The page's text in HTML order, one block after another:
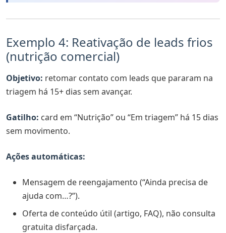
Exemplo 4: Reativação de leads frios
(nutrição comercial)
Objetivo: retomar contato com leads que pararam na
triagem há 15+ dias sem avançar.
Gatilho: card em “Nutrição” ou “Em triagem” há 15 dias
sem movimento.
Ações automáticas:
Mensagem de reengajamento (“Ainda precisa de
ajuda com…?”).
Oferta de conteúdo útil (artigo, FAQ), não consulta
gratuita disfarçada.